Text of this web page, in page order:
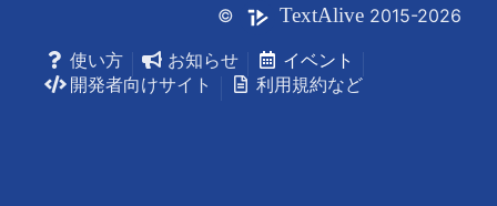
© TextAlive 2015-2026
使い方
お知らせ
イベント
開発者向けサイト
利用規約など